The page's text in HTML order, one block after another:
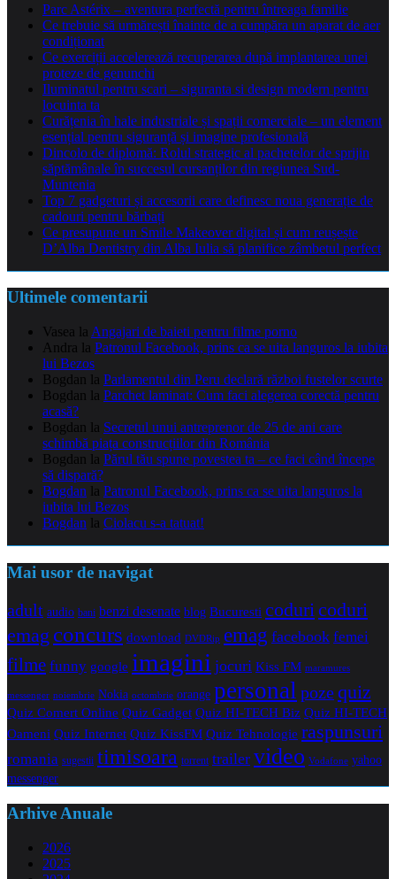
Parc Astérix – aventura perfectă pentru întreaga familie
Ce trebuie să urmărești înainte de a cumpăra un aparat de aer
condiționat
Ce exerciții accelerează recuperarea după implantarea unei
proteze de genunchi
Iluminatul pentru scari – siguranta si design modern pentru
locuinta ta
Curățenia în hale industriale și spații comerciale – un element
esențial pentru siguranță și imagine profesională
Dincolo de diplomă: Rolul strategic al pachetelor de sprijin
săptămânale în succesul cursanților din regiunea Sud-
Muntenia
Top 7 gadgeturi și accesorii care definesc noua generație de
cadouri pentru bărbați
Ce presupune un Smile Makeover digital și cum reușește
D’Alba Dentistry din Alba Iulia să planifice zâmbetul perfect
Ultimele comentarii
Vasea la Angajari de baieti pentru filme porno
Andra la Patronul Facebook, prins ca se uita languros la iubita
lui Bezos
Bogdan la Parlamentul din Peru declară război fustelor scurte
Bogdan la Parchet laminat: Cum faci alegerea corectă pentru
acasă?
Bogdan la Secretul unui antreprenor de 25 de ani care
schimbă piața construcțiilor din România
Bogdan la Părul tău spune povestea ta – ce faci când începe
să dispară?
Bogdan la Patronul Facebook, prins ca se uita languros la
iubita lui Bezos
Bogdan la Ciolacu s-a tatuat!
Mai usor de navigat
adult audio bani benzi desenate blog Bucuresti coduricoduri
emag concurs download DVDRip emag facebook femei
filme funny google imagini jocuri Kiss FM maramures
messenger noiembrie Nokia octombrie orange personal pozequiz
Quiz Comert Online Quiz Gadget Quiz HI-TECH Biz Quiz HI-TECH
Oameni Quiz Internet Quiz KissFM Quiz Tehnologie raspunsuri
romania sugestii timisoara torrent trailer video Vodafone yahoo
messenger
Arhive Anuale
2026
2025